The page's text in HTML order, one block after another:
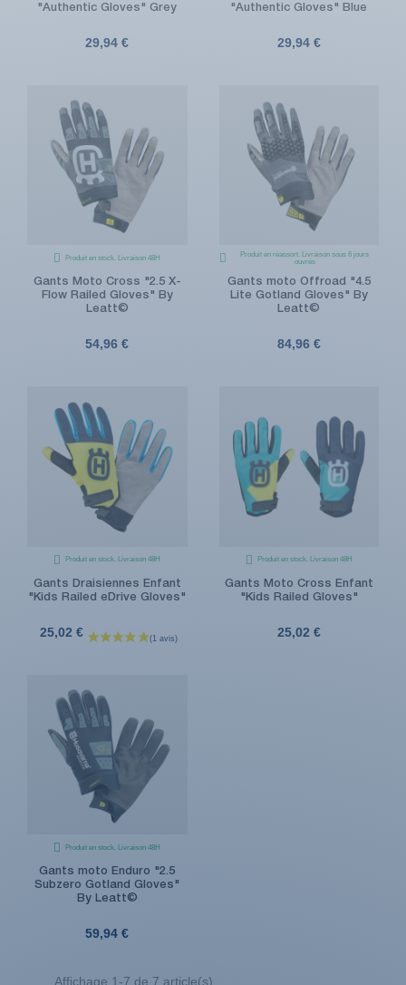
"Authentic Gloves" Grey
29,94 €
"Authentic Gloves" Blue
29,94 €
Produit en stock. Livraison 48H
Gants Moto Cross "2.5 X-
Flow Railed Gloves" By
Leatt©
54,96 €
Produit en réassort. Livraison sous 6 jours
ouvrés
Gants moto Offroad "4.5
Lite Gotland Gloves" By
Leatt©
84,96 €
Produit en stock. Livraison 48H
Gants Draisiennes Enfant
"Kids Railed eDrive Gloves"
25,02 €
Produit en stock. Livraison 48H
Gants Moto Cross Enfant
"Kids Railed Gloves"
25,02 €
Produit en stock. Livraison 48H
Gants moto Enduro "2.5
Subzero Gotland Gloves"
By Leatt©
59,94 €
Affichage 1-7 de 7 article(s)